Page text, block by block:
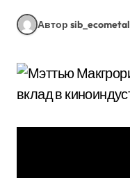
Автор sib_ecometal